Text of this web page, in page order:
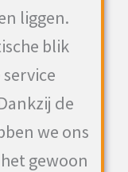
liggen.
blik
de
we ons
gewoon